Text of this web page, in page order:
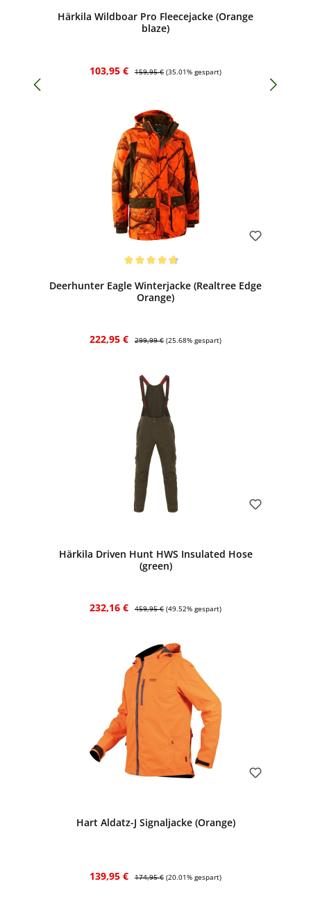
Härkila Wildboar Pro Fleecejacke (Orange
blaze)
Verkaufspreis:
103,95 € 159,95 € (35.01% gespart)
Deerhunter Eagle Winterjacke (Realtree Edge
Orange)
Verkaufspreis:
222,95 € Regulärer Preis:
299,99 € (25.68% gespart)
Härkila Driven Hunt HWS Insulated Hose
(green)
Verkaufspreis:
232,16 € Regulärer Preis:
459,95 € (49.52% gespart)
Hart Aldatz-J Signaljacke (Orange)
Verkaufspreis:
139,95 € Regulärer Preis:
174,95 € (20.01% gespart)